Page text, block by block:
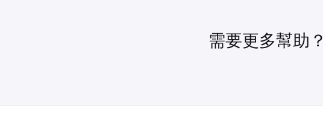
需要更多幫助？